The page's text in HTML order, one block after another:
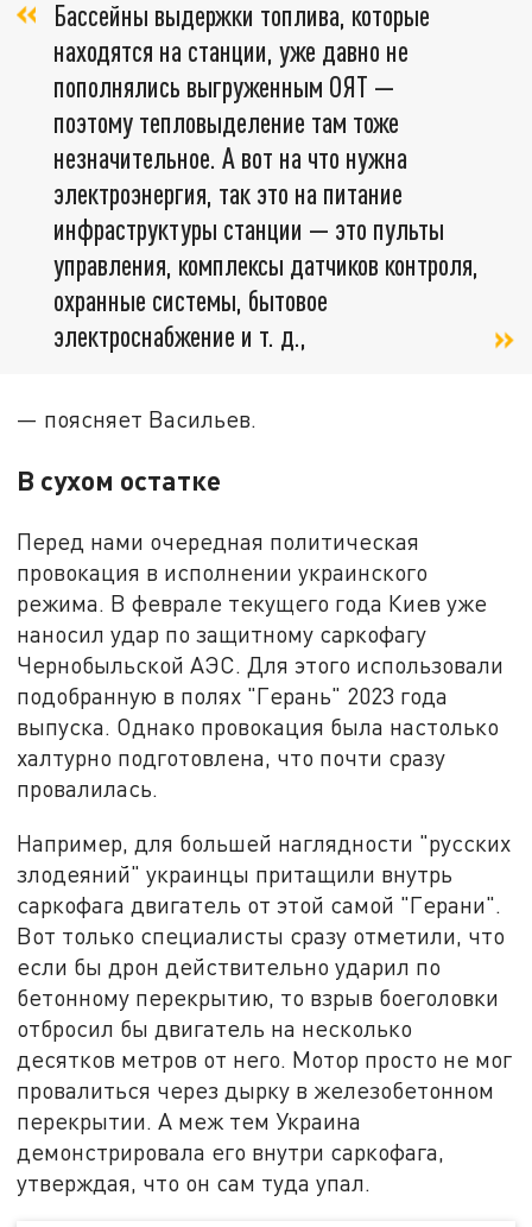
Бассейны выдержки топлива, которые
находятся на станции, уже давно не
пополнялись выгруженным ОЯТ —
поэтому тепловыделение там тоже
незначительное. А вот на что нужна
электроэнергия, так это на питание
инфраструктуры станции — это пульты
управления, комплексы датчиков контроля,
охранные системы, бытовое
электроснабжение и т. д.,
— поясняет Васильев.
В сухом остатке
Перед нами очередная политическая
провокация в исполнении украинского
режима. В феврале текущего года Киев уже
наносил удар по защитному саркофагу
Чернобыльской АЭС. Для этого использовали
подобранную в полях "Герань" 2023 года
выпуска. Однако провокация была настолько
халтурно подготовлена, что почти сразу
провалилась.
Например, для большей наглядности "русских
злодеяний" украинцы притащили внутрь
саркофага двигатель от этой самой "Герани".
Вот только специалисты сразу отметили, что
если бы дрон действительно ударил по
бетонному перекрытию, то взрыв боеголовки
отбросил бы двигатель на несколько
десятков метров от него. Мотор просто не мог
провалиться через дырку в железобетонном
перекрытии. А меж тем Украина
демонстрировала его внутри саркофага,
утверждая, что он сам туда упал.